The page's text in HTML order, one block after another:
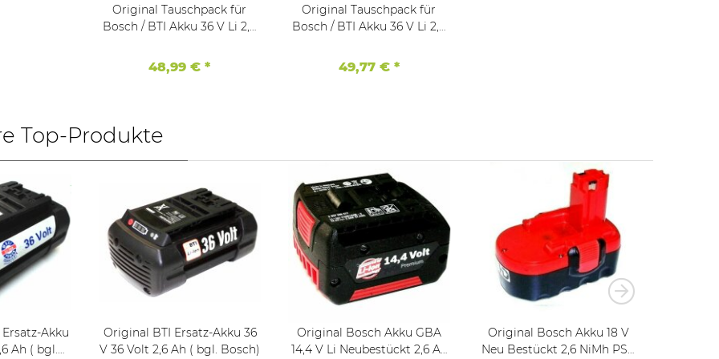
Original Tauschpack für
Bosch / BTI Akku 36 V Li 2,6
48,99 €*
Original Tauschpack für
Bosch / BTI Akku 36 V Li 2,6
49,77 € *
Top-Produkte
Akku
Original BTI Ersatz-Akku 36
V 36 Volt 2,6 Ah ( bgl. Bosch)
Original Bosch Akku GBA
14,4 V Li Neubestückt 2,6 Ah
Original Bosch Akku 18 V
Neu Bestückt 2,6 NiMh PSR